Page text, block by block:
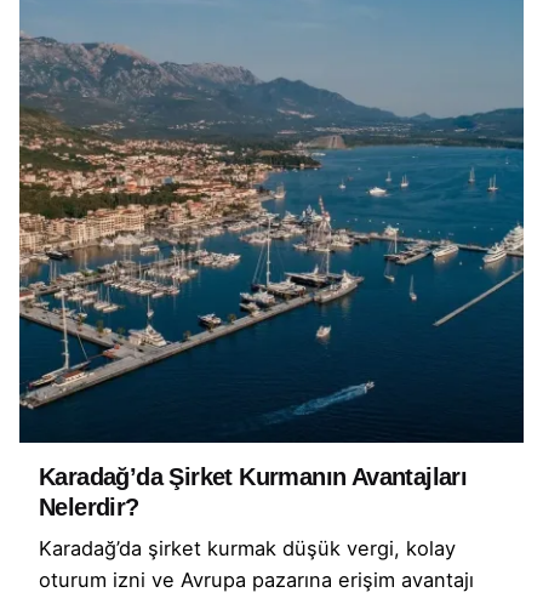
Karadağ’da Şirket Kurmanın Avantajları
Nelerdir?
Karadağ’da şirket kurmak düşük vergi, kolay
oturum izni ve Avrupa pazarına erişim avantajı